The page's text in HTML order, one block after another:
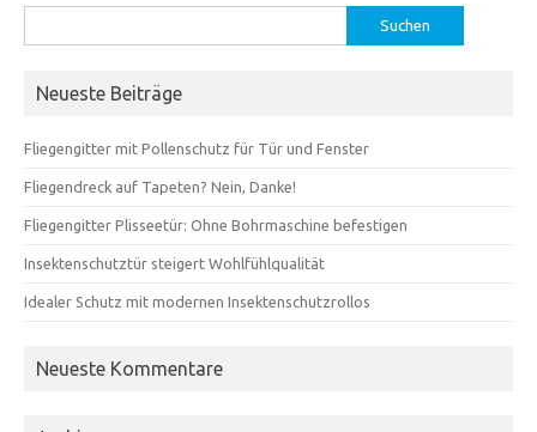
nach:
Neueste Beiträge
Fliegengitter mit Pollenschutz für Tür und Fenster
Fliegendreck auf Tapeten? Nein, Danke!
Fliegengitter Plisseetür: Ohne Bohrmaschine befestigen
Insektenschutztür steigert Wohlfühlqualität
Idealer Schutz mit modernen Insektenschutzrollos
Neueste Kommentare